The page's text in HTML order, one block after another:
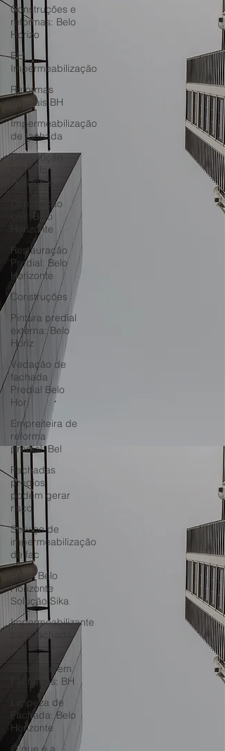
Construções e
reformas: Belo
Horizo
BH
Impermeabilização
Reformas
prediais BH
Impermeabilização
de fachada
Construção
em Belo
Horizonte
Construção
civil: Belo
Horizonte
Restauração
Predial: Belo
Horizonte
Construções
Pintura predial
externa: Belo
Horiz
Vedação de
fachada
Predial Belo
Hor
Empreiteira de
reforma
predial: Bel
Fachadas
prédios
podem gerar
risco
Serviço de
impermeabilização
de fac
Brasil Belo
Horizonte
Solução Sika
Impermeabilizante
para fachada
BH
Infiltração em
Fachadas: BH
Limpeza de
Fachada: Belo
Horizonte